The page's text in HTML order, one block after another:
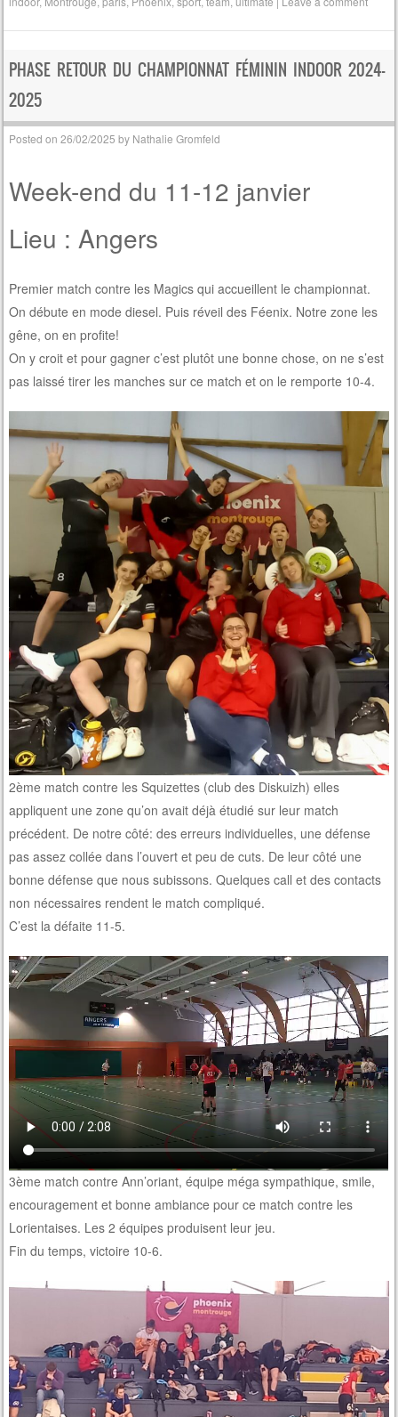
PHASE RETOUR DU CHAMPIONNAT FÉMININ INDOOR 2024-
2025
Posted on26/02/2025 by Nathalie Gromfeld
Week-end du 11-12 janvier
Lieu : Angers
Premier match contre les Magics qui accueillent le championnat.
On débute en mode diesel. Puis réveil des Féenix. Notre zone les
gêne, on en profite!
On y croit et pour gagner c’est plutôt une bonne chose, on ne s’est
pas laissé tirer les manches sur ce match et on le remporte 10-4.
2ème match contre les Squizettes (club des Diskuizh) elles
appliquent une zone qu’on avait déjà étudié sur leur match
précédent. De notre côté: des erreurs individuelles, une défense
pas assez collée dans l’ouvert et peu de cuts. De leur côté une
bonne défense que nous subissons. Quelques call et des contacts
non nécessaires rendent le match compliqué.
C’est la défaite 11-5.
3ème match contre Ann’oriant, équipe méga sympathique, smile,
encouragement et bonne ambiance pour ce match contre les
Lorientaises. Les 2 équipes produisent leur jeu.
Fin du temps, victoire 10-6.